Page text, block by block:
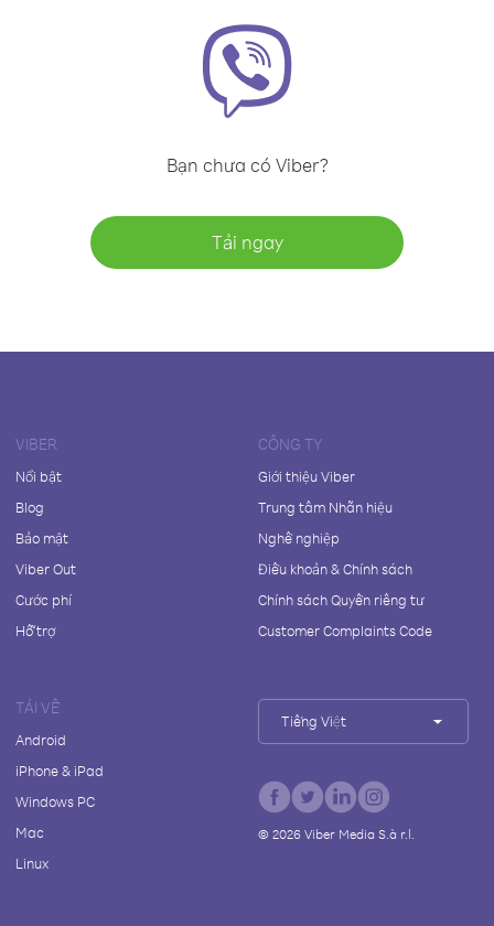
Bạn chưa có Viber?
Tải ngay
VIBER
Nổi bật
Blog
Bảo mật
Viber Out
Cước phí
Hỗ trợ
CÔNG TY
Giới thiệu Viber
Trung tâm Nhãn hiệu
Nghề nghiệp
Điều khoản & Chính sách
Chính sách Quyền riêng tư
Customer Complaints Code
TẢI VỀ
Android
iPhone & iPad
Windows PC
Mac
Linux
Tiếng Việt
© 2026Viber Media S.à r.l.